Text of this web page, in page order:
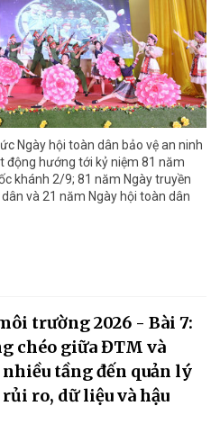
Ngày hội toàn dân bảo vệ an ninh
động hướng tới kỷ niệm 81 năm
khánh 2/9; 81 năm Ngày truyền
và 21 năm Ngày hội toàn dân
trường 2026 - Bài 7:
chéo giữa ĐTM và
tầng đến quản lý
ro, dữ liệu và hậu